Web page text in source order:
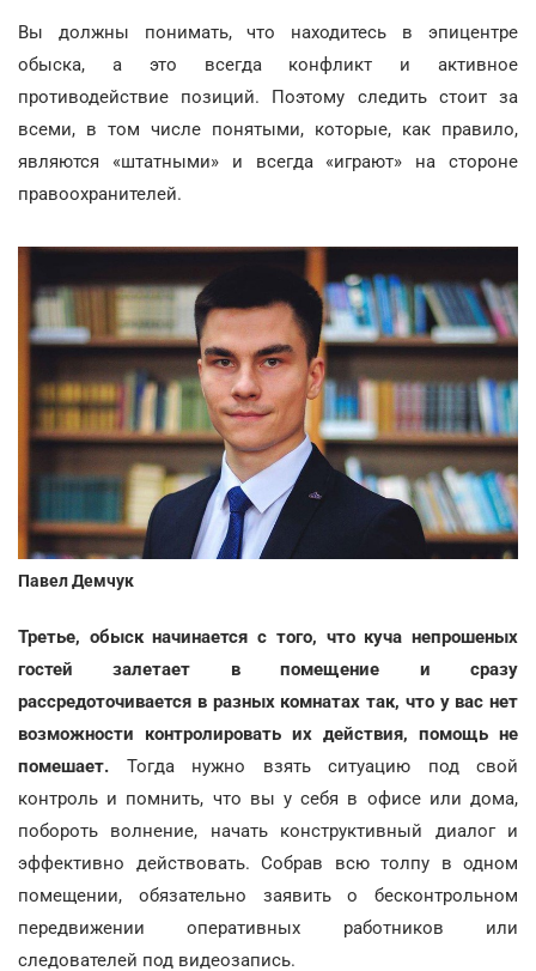
Вы должны понимать, что находитесь в эпицентре
обыска, а это всегда конфликт и активное
противодействие позиций. Поэтому следить стоит за
всеми, в том числе понятыми, которые, как правило,
являются «штатными» и всегда «играют» на стороне
правоохранителей.
Павел Демчук
Третье, обыск начинается с того, что куча непрошеных
гостей залетает в помещение и сразу
рассредоточивается в разных комнатах так, что у вас нет
возможности контролировать их действия, помощь не
помешает. Тогда нужно взять ситуацию под свой
контроль и помнить, что вы у себя в офисе или дома,
побороть волнение, начать конструктивный диалог и
эффективно действовать. Собрав всю толпу в одном
помещении, обязательно заявить о бесконтрольном
передвижении оперативных работников или
следователей под видеозапись.